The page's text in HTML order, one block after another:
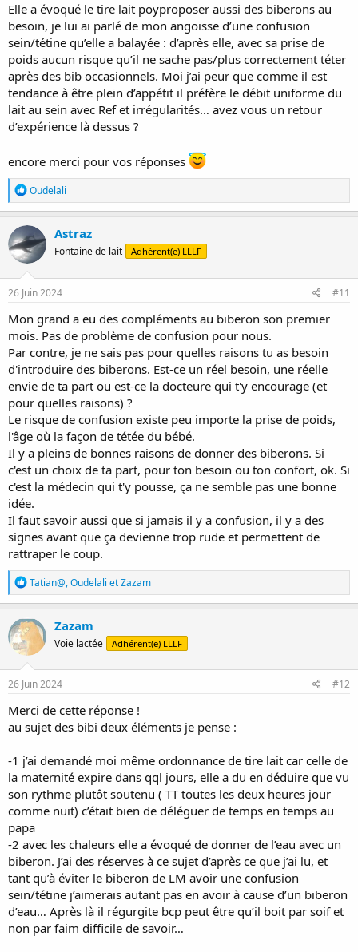
Elle a évoqué le tire lait poyproposer aussi des biberons au
besoin, je lui ai parlé de mon angoisse d’une confusion
sein/tétine qu’elle a balayée : d’après elle, avec sa prise de
poids aucun risque qu’il ne sache pas/plus correctement téter
après des bib occasionnels. Moi j’ai peur que comme il est
tendance à être plein d’appétit il préfère le débit uniforme du
lait au sein avec Ref et irrégularités… avez vous un retour
d’expérience là dessus ?
encore merci pour vos réponses
R
é
a
c
t
i
o
n
s
Oudelali
Astraz
Fontaine de lait Adhérent(e) LLLF
26 Juin 2024 #11
Mon grand a eu des compléments au biberon son premier
mois. Pas de problème de confusion pour nous.
Par contre, je ne sais pas pour quelles raisons tu as besoin
d'introduire des biberons. Est-ce un réel besoin, une réelle
envie de ta part ou est-ce la docteure qui t'y encourage (et
pour quelles raisons) ?
Le risque de confusion existe peu importe la prise de poids,
l'âge où la façon de tétée du bébé.
Il y a pleins de bonnes raisons de donner des biberons. Si
c'est un choix de ta part, pour ton besoin ou ton confort, ok. Si
c'est la médecin qui t'y pousse, ça ne semble pas une bonne
idée.
Il faut savoir aussi que si jamais il y a confusion, il y a des
signes avant que ça devienne trop rude et permettent de
rattraper le coup.
R
é
a
c
t
i
o
n
s
Tatian@,Oudelali etZazam
Zazam
Voie lactée Adhérent(e) LLLF
26 Juin 2024 #12
Merci de cette réponse !
au sujet des bibi deux éléments je pense :
-1 j’ai demandé moi même ordonnance de tire lait car celle de
la maternité expire dans qql jours, elle a du en déduire que vu
son rythme plutôt soutenu ( TT toutes les deux heures jour
comme nuit) c’était bien de déléguer de temps en temps au
papa
-2 avec les chaleurs elle a évoqué de donner de l’eau avec un
biberon. J’ai des réserves à ce sujet d’après ce que j’ai lu, et
tant qu’à éviter le biberon de LM avoir une confusion
sein/tétine j’aimerais autant pas en avoir à cause d’un biberon
d’eau… Après là il régurgite bcp peut être qu’il boit par soif et
non par faim difficile de savoir…